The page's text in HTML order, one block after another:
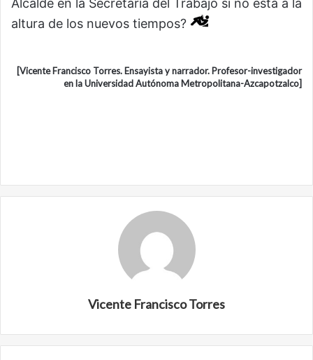
altura de los nuevos tiempos?
[Vicente Francisco Torres. Ensayista y narrador. Profesor-investigador
en la Universidad Autónoma Metropolitana-Azcapotzalco]
Vicente Francisco Torres